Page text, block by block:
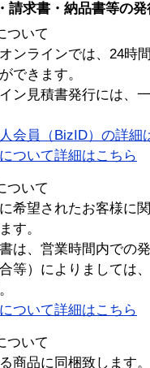
請求書・納品書等の
ついて
ンラインでは、24時
できます。
ン見積書発行には、
会員（BizID）の詳細
ついて詳細はこちら
ついて
希望されたお客様に
す。
は、営業時間内での
等）によりましては
ついて詳細はこちら
ついて
商品に同梱致します。